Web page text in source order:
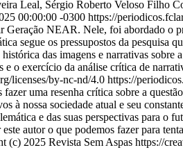
Leal, Sérgio Roberto Veloso Filho
00:00:00 -0300 https://
NEAR. Nele, foi abordado o
segue os pressupostos da pesquisa
das imagens e narrativas
o exercício da análise crítica de
licenses/by-nc-nd/4.0 https://
fazer uma resenha crítica sobre a
à nossa sociedade atual e seu
e das suas perspectivas para o
autor o que podemos fazer para
(c) 2025 Revista Sem Aspas https://